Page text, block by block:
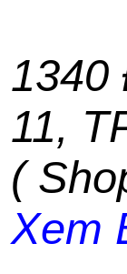
1340
11,
(
Xem